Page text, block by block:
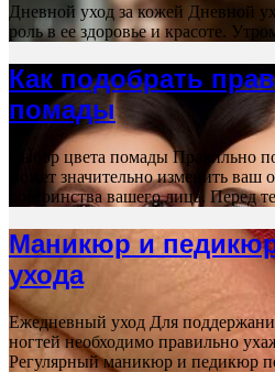
Дневной уход за кожей Дневной
роль в ее здоровье и красоте.
Как подобрать
помады
Выбор цвета помады Правильно
может значительно изменить ваш
достоинства вашего лица. Перед
Маникюр и
ухода
Ежедневный уход Для
ногтей необходимо правильно
Регулярный маникюр и педикюр